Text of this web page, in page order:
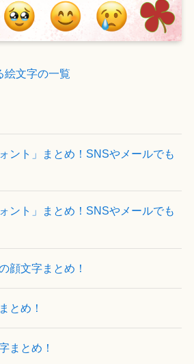
絵文字の一覧
ント」まとめ！SNSやメールでも
ント」まとめ！SNSやメールでも
顔文字まとめ！
とめ！
まとめ！